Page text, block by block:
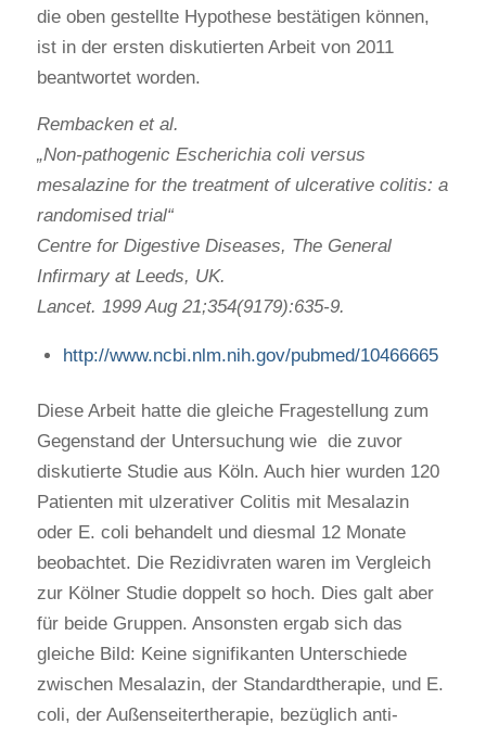
die oben gestellte Hypothese bestätigen können,
ist in der ersten diskutierten Arbeit von 2011
beantwortet worden.
Rembacken et al.
„Non-pathogenic Escherichia coli versus
mesalazine for the treatment of ulcerative colitis: a
randomised trial“
Centre for Digestive Diseases, The General
Infirmary at Leeds, UK.
Lancet. 1999 Aug 21;354(9179):635-9.
http://www.ncbi.nlm.nih.gov/pubmed/10466665
Diese Arbeit hatte die gleiche Fragestellung zum
Gegenstand der Untersuchung wie die zuvor
diskutierte Studie aus Köln. Auch hier wurden 120
Patienten mit ulzerativer Colitis mit Mesalazin
oder E. coli behandelt und diesmal 12 Monate
beobachtet. Die Rezidivraten waren im Vergleich
zur Kölner Studie doppelt so hoch. Dies galt aber
für beide Gruppen. Ansonsten ergab sich das
gleiche Bild: Keine signifikanten Unterschiede
zwischen Mesalazin, der Standardtherapie, und E.
coli, der Außenseitertherapie, bezüglich anti-